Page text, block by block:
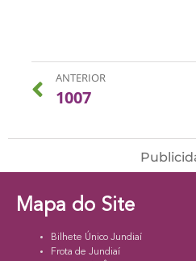
ANTERIOR
1007
Mapa do Site
Bilhete Único Jundiaí
Frota de Jundiaí